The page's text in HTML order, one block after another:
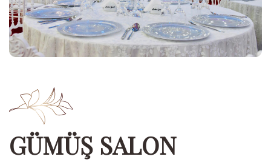
GÜMÜŞ SALON